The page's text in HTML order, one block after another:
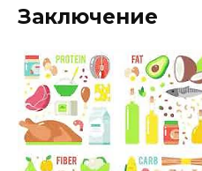
Заключение